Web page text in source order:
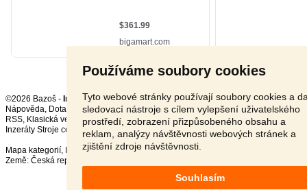
Používáme soubory cookies
Tyto webové stránky používají soubory cookies a
sledovací nástroje s cílem vylepšení uživatelského
prostředí, zobrazení přizpůsobeného obsahu a
reklam, analýzy návštěvnosti webových stránek a
zjištění zdroje návštěvnosti.
Souhlasím
©2026 Bazoš - Inzerce, Bazar
Nápověda, Dotazy Hodnocení, Kontakt,Reklama,Podmínky,Ochrana údajů,
RSS,
Inzeráty Stroje celkem: 71140 , za 24 hodin: 2771
Mapa kategorií,
Nejvyhledávanější výrazy
Země: Česká republika